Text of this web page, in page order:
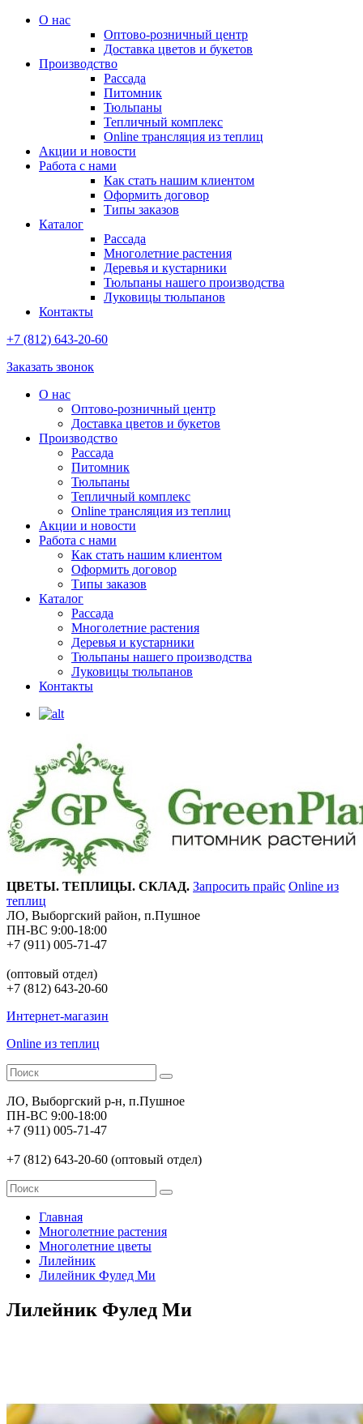
О нас
Оптово-розничный центр
Доставка цветов и букетов
Производство
Рассада
Питомник
Тюльпаны
Тепличный комплекс
Online трансляция из теплиц
Акции и новости
Работа с нами
Как стать нашим клиентом
Оформить договор
Типы заказов
Каталог
Рассада
Многолетние растения
Деревья и кустарники
Тюльпаны нашего производства
Луковицы тюльпанов
Контакты
+7 (812) 643-20-60
Заказать звонок
О нас
Оптово-розничный центр
Доставка цветов и букетов
Производство
Рассада
Питомник
Тюльпаны
Тепличный комплекс
Online трансляция из теплиц
Акции и новости
Работа с нами
Как стать нашим клиентом
Оформить договор
Типы заказов
Каталог
Рассада
Многолетние растения
Деревья и кустарники
Тюльпаны нашего производства
Луковицы тюльпанов
Контакты
ЦВЕТЫ. ТЕПЛИЦЫ. СКЛАД. Запросить прайс Online из
теплиц
ЛО, Выборгский район, п.Пушное
ПН-ВС 9:00-18:00
+7 (911) 005-71-47
(оптовый отдел)
+7 (812) 643-20-60
Интернет-магазин
Online из теплиц
ЛО, Выборгский р-н, п.Пушное
ПН-ВС 9:00-18:00
+7 (911) 005-71-47
+7 (812) 643-20-60 (оптовый отдел)
Главная
Многолетние растения
Многолетние цветы
Лилейник
Лилейник Фулед Ми
Лилейник Фулед Ми